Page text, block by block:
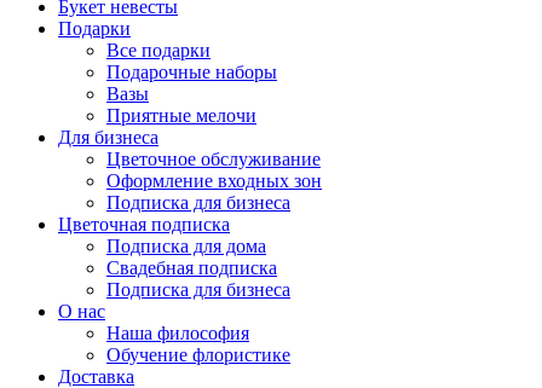
Букет невесты
Подарки
Все подарки
Подарочные наборы
Вазы
Приятные мелочи
Для бизнеса
Цветочное обслуживание
Оформление входных зон
Подписка для бизнеса
Цветочная подписка
Подписка для дома
Свадебная подписка
Подписка для бизнеса
О нас
Наша философия
Обучение флористике
Доставка